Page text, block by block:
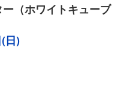
（ホワイトキューブ
日)